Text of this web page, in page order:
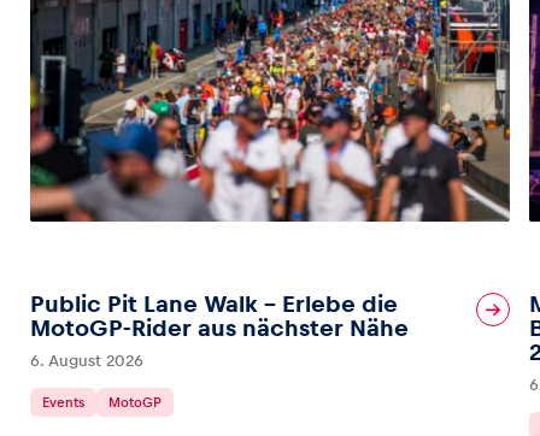
Public Pit Lane Walk – Erlebe die
MotoGP-Rider aus nächster Nähe
6. August 2026
Events MotoGP